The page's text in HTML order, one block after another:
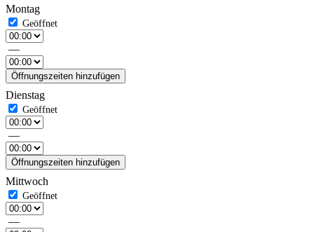
Montag
—
Öffnungszeiten hinzufügen
Dienstag
—
Öffnungszeiten hinzufügen
Mittwoch
—